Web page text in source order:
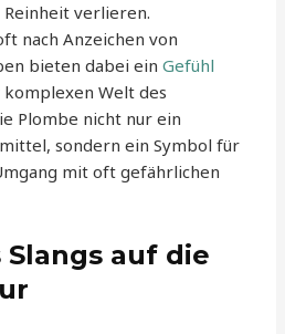
verlieren.
nach Anzeichen von
bieten dabei einGefühl
komplexen Welt des
Plombe nicht nur ein
sondern ein Symbol für
mit oft gefährlichen
Slangs auf die